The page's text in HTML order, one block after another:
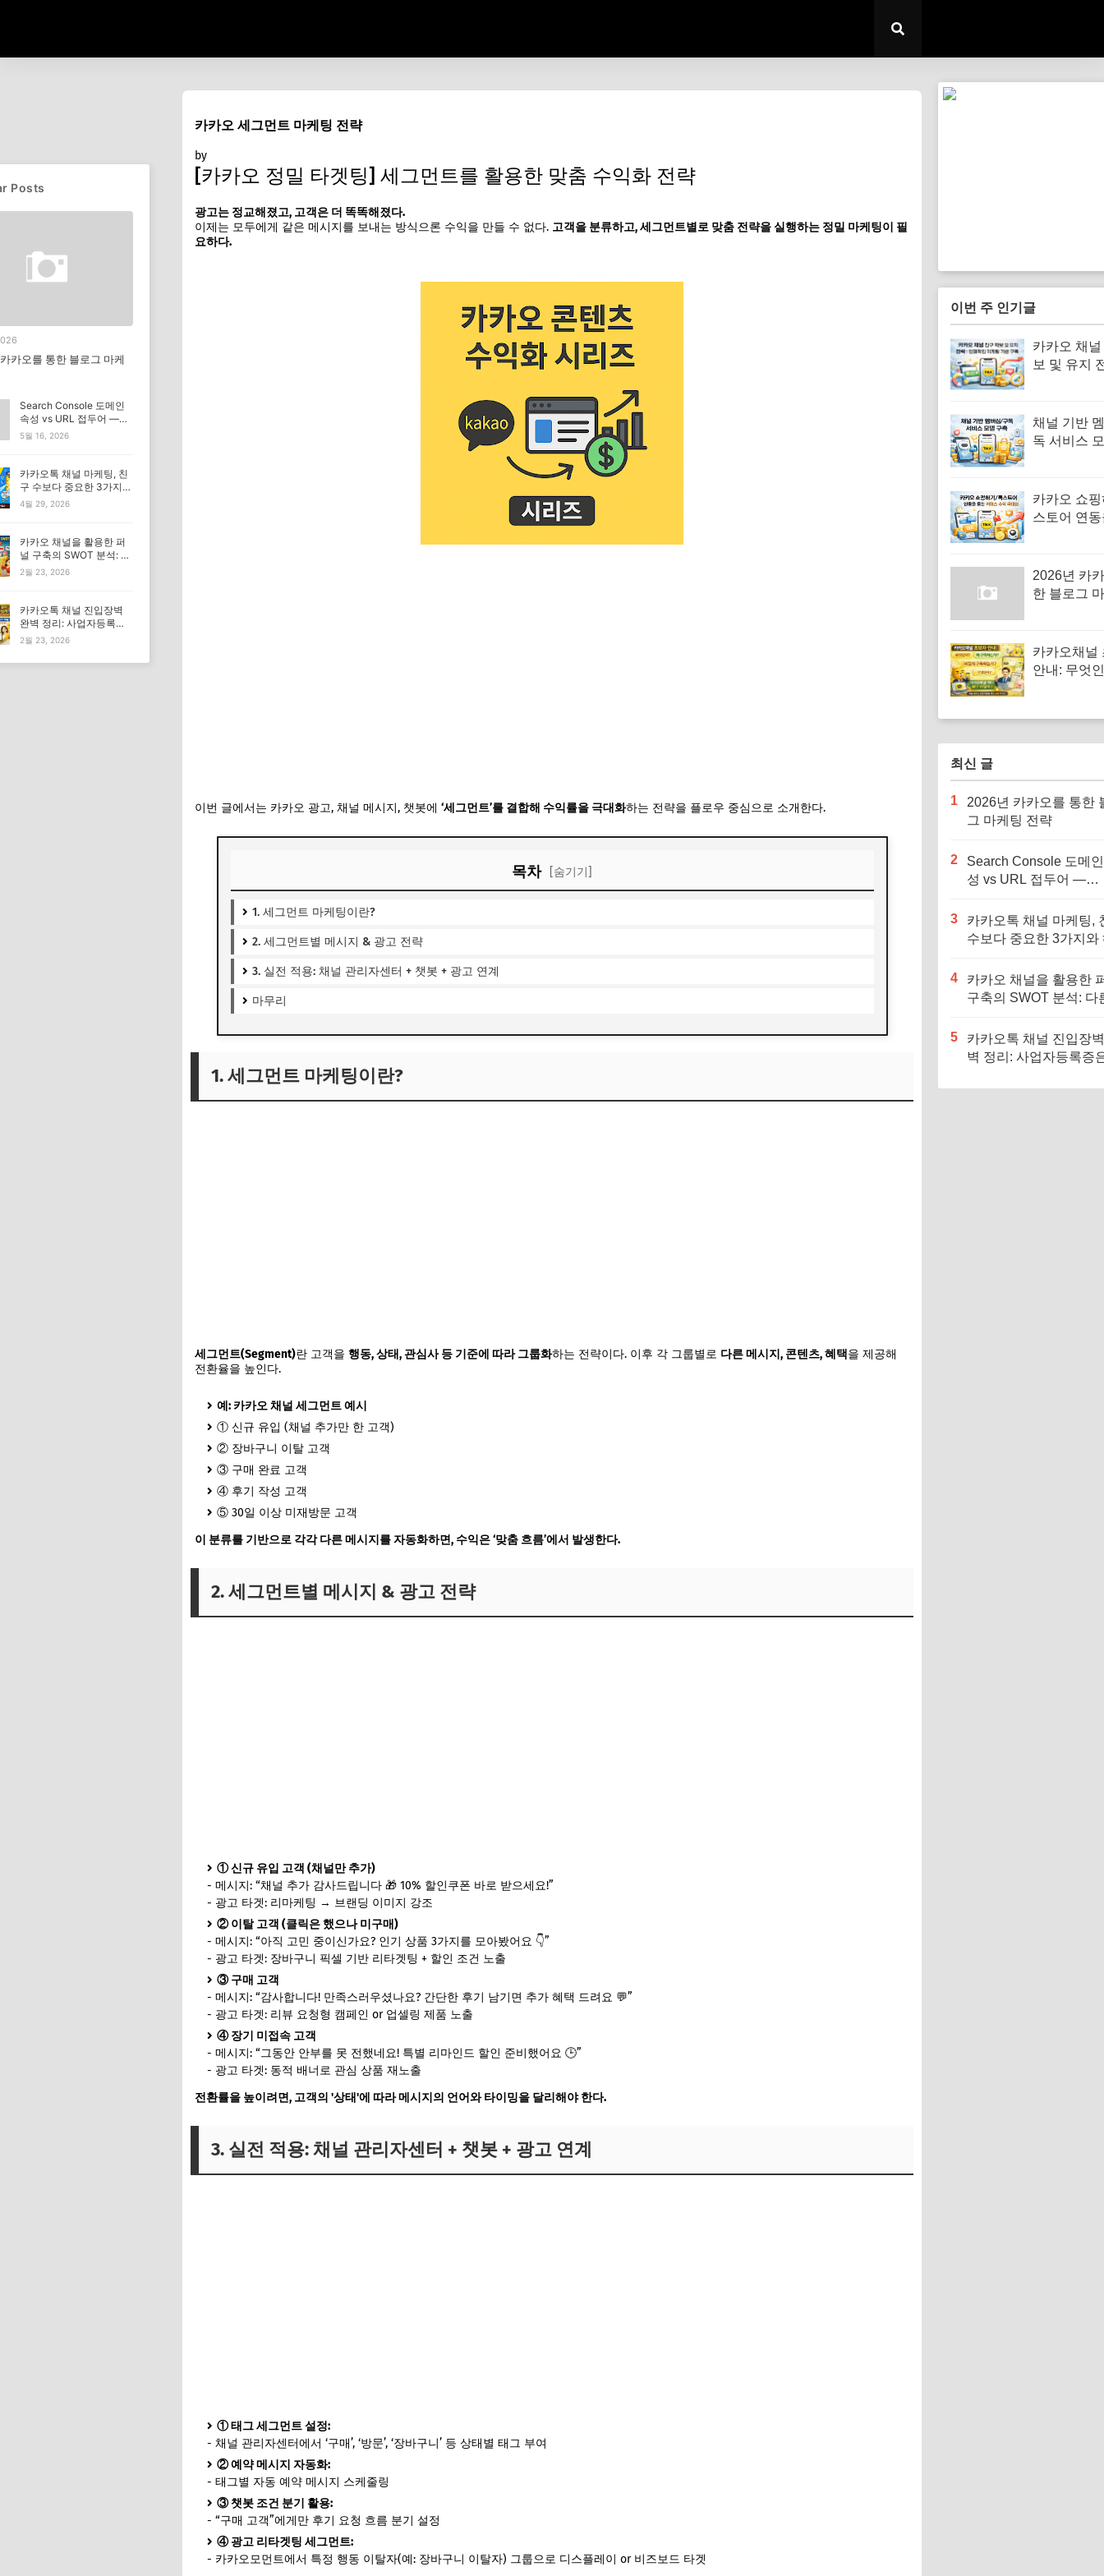
카카오 세그먼트 마케팅 전략
by
[카카오 정밀 타겟팅] 세그먼트를 활용한 맞춤 수익화 전략
광고는 정교해졌고, 고객은 더 똑똑해졌다.
이제는 모두에게 같은 메시지를 보내는 방식으론 수익을 만들 수 없다. 고객을 분류하고, 세그먼트별로 맞춤 전략을 실행하는 정밀 마케팅이 필
요하다.
이번 글에서는 카카오 광고, 채널 메시지, 챗봇에 ‘세그먼트’를 결합해 수익률을 극대화하는 전략을 플로우 중심으로 소개한다.
목차 [숨기기]
1. 세그먼트 마케팅이란?
2. 세그먼트별 메시지 & 광고 전략
3. 실전 적용: 채널 관리자센터 + 챗봇 + 광고 연계
마무리
1. 세그먼트 마케팅이란?
세그먼트(Segment)란 고객을 행동, 상태, 관심사 등 기준에 따라 그룹화하는 전략이다. 이후 각 그룹별로 다른 메시지, 콘텐츠, 혜택을 제공해
전환율을 높인다.
예: 카카오 채널 세그먼트 예시
① 신규 유입 (채널 추가만 한 고객)
② 장바구니 이탈 고객
③ 구매 완료 고객
④ 후기 작성 고객
⑤ 30일 이상 미재방문 고객
이 분류를 기반으로 각각 다른 메시지를 자동화하면, 수익은 ‘맞춤 흐름’에서 발생한다.
2. 세그먼트별 메시지 & 광고 전략
① 신규 유입 고객 (채널만 추가)
- 메시지: “채널 추가 감사드립니다 🎁 10% 할인쿠폰 바로 받으세요!”
- 광고 타겟: 리마케팅 → 브랜딩 이미지 강조
② 이탈 고객 (클릭은 했으나 미구매)
- 메시지: “아직 고민 중이신가요? 인기 상품 3가지를 모아봤어요 👇”
- 광고 타겟: 장바구니 픽셀 기반 리타겟팅 + 할인 조건 노출
③ 구매 고객
- 메시지: “감사합니다! 만족스러우셨나요? 간단한 후기 남기면 추가 혜택 드려요 💬”
- 광고 타겟: 리뷰 요청형 캠페인 or 업셀링 제품 노출
④ 장기 미접속 고객
- 메시지: “그동안 안부를 못 전했네요! 특별 리마인드 할인 준비했어요 🕒”
- 광고 타겟: 동적 배너로 관심 상품 재노출
전환률을 높이려면, 고객의 '상태'에 따라 메시지의 언어와 타이밍을 달리해야 한다.
3. 실전 적용: 채널 관리자센터 + 챗봇 + 광고 연계
① 태그 세그먼트 설정:
- 채널 관리자센터에서 ‘구매’, ‘방문’, ‘장바구니’ 등 상태별 태그 부여
② 예약 메시지 자동화:
- 태그별 자동 예약 메시지 스케줄링
③ 챗봇 조건 분기 활용:
- “구매 고객”에게만 후기 요청 흐름 분기 설정
④ 광고 리타겟팅 세그먼트:
- 카카오모먼트에서 특정 행동 이탈자(예: 장바구니 이탈자) 그룹으로 디스플레이 or 비즈보드 타겟
이번 주 인기글
카카오 채
보 및 유지
채널 기반
독 서비스
카카오 쇼
스토어 연
2026년 카
한 블로그
카카오채널
안내: 무엇
널,구축이
는 방법의
최신 글
1
2026년 카카오를 통한
그 마케팅 전략
2
Search Console 도메
성 vs URL 접두어 —
3
카카오톡 채널 마케팅,
수보다 중요한 3가지와
4
카카오 채널을 활용한
구축의 SWOT 분석: 다
5
카카오톡 채널 진입장
벽 정리: 사업자등록증
Posts
카오를 통한 블로그 마케
Search Console 도메인
속성 vs URL 접두어 —
Blogger 완벽 설정법
5월 16, 2026
카카오톡 채널 마케팅, 친
구 수보다 중요한 3가지와
해결 전략(+문제해결3가
4월 29, 2026
카카오 채널을 활용한 퍼
널 구축의 SWOT 분석: 다
른 채널과의 비교 (2026년
2월 23, 2026
카카오톡 채널 진입장벽
완벽 정리: 사업자등록증
은 정말 필수일까? (2026
2월 23, 2026